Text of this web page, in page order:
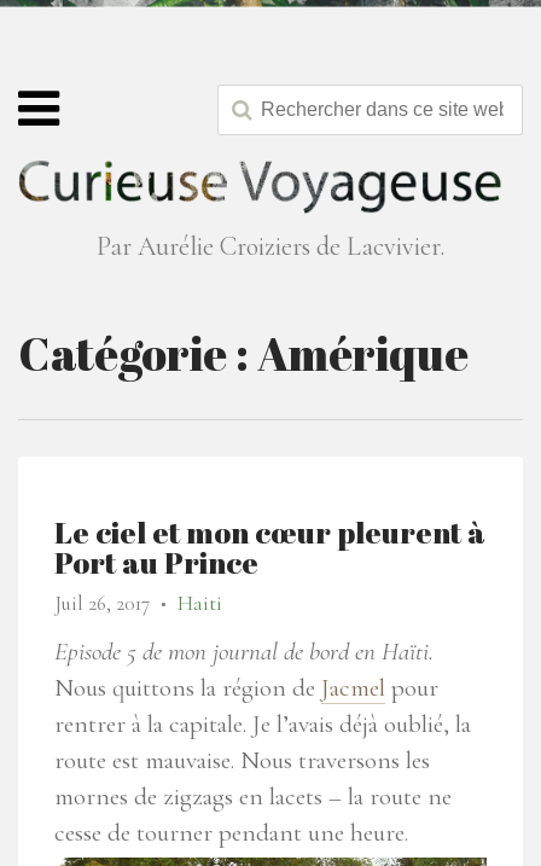
Par Aurélie Croiziers de Lacvivier.
Catégorie :Amérique
Le ciel et mon cœur pleurent à
Port au Prince
Juil 26, 2017 ● Haiti
Episode 5 de mon journal de bord en Haïti.
Nous quittons la région de Jacmel pour
rentrer à la capitale. Je l’avais déjà oublié, la
route est mauvaise. Nous traversons les
mornes de zigzags en lacets – la route ne
cesse de tourner pendant une heure.